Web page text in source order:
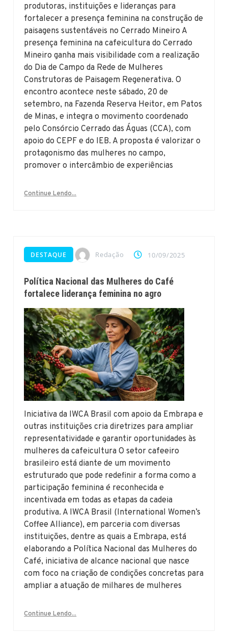
produtoras, instituições e lideranças para
fortalecer a presença feminina na construção de
paisagens sustentáveis no Cerrado Mineiro A
presença feminina na cafeicultura do Cerrado
Mineiro ganha mais visibilidade com a realização
do Dia de Campo da Rede de Mulheres
Construtoras de Paisagem Regenerativa. O
encontro acontece neste sábado, 20 de
setembro, na Fazenda Reserva Heitor, em Patos
de Minas, e integra o movimento coordenado
pelo Consórcio Cerrado das Águas (CCA), com
apoio do CEPF e do IEB. A proposta é valorizar o
protagonismo das mulheres no campo,
promover o intercâmbio de experiências
Continue Lendo...
DESTAQUE Redação 10/09/2025
Política Nacional das Mulheres do Café
fortalece liderança feminina no agro
Iniciativa da IWCA Brasil com apoio da Embrapa e
outras instituições cria diretrizes para ampliar
representatividade e garantir oportunidades às
mulheres da cafeicultura O setor cafeeiro
brasileiro está diante de um movimento
estruturado que pode redefinir a forma como a
participação feminina é reconhecida e
incentivada em todas as etapas da cadeia
produtiva. A IWCA Brasil (International Women’s
Coffee Alliance), em parceria com diversas
instituições, dentre as quais a Embrapa, está
elaborando a Política Nacional das Mulheres do
Café, iniciativa de alcance nacional que nasce
com foco na criação de condições concretas para
ampliar a atuação de milhares de mulheres
Continue Lendo...